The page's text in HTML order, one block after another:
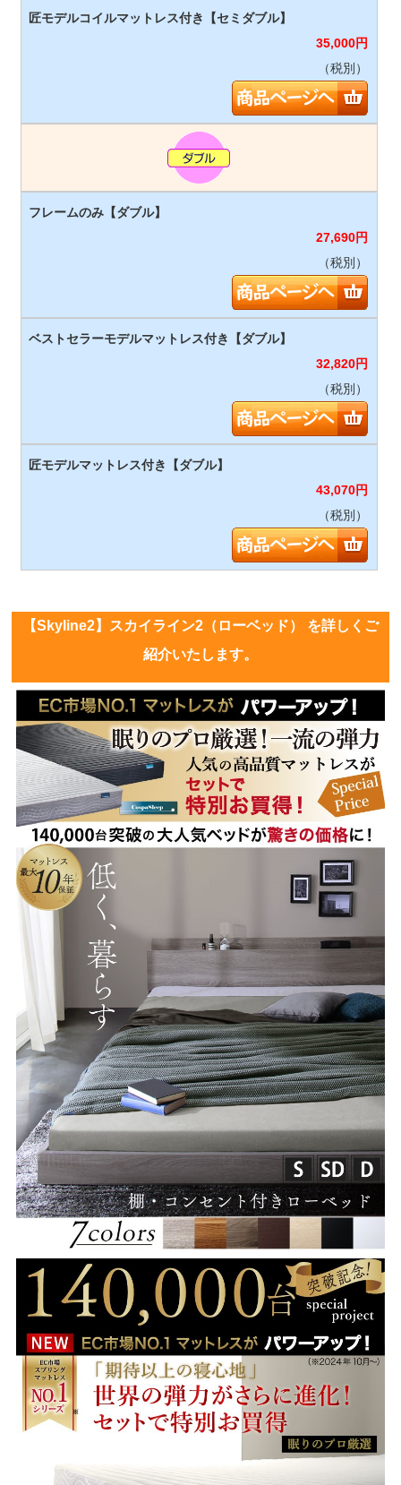
35,000円
（税別）
27,690円
（税別）
32,820円
（税別）
43,070円
（税別）
【Skyline2】スカイライン2（ローベッド） を詳しくご
紹介いたします。